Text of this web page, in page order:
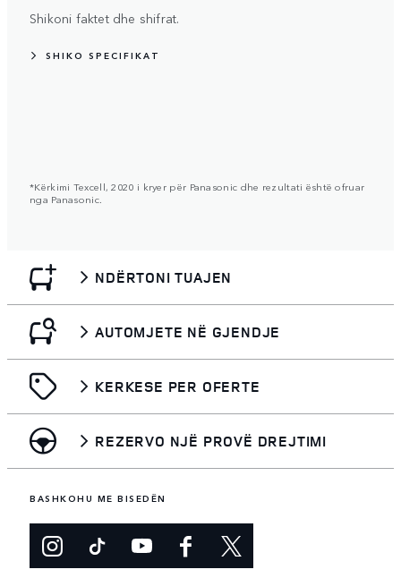
Shikoni faktet dhe shifrat.
SHIKO SPECIFIKAT
*Kërkimi Texcell, 2020 i kryer për Panasonic dhe rezultati është ofruar
nga Panasonic.
NDËRTONI TUAJEN
AUTOMJETE NË GJENDJE
KERKESE PER OFERTE
REZERVO NJË PROVË DREJTIMI
BASHKOHU ME BISEDËN